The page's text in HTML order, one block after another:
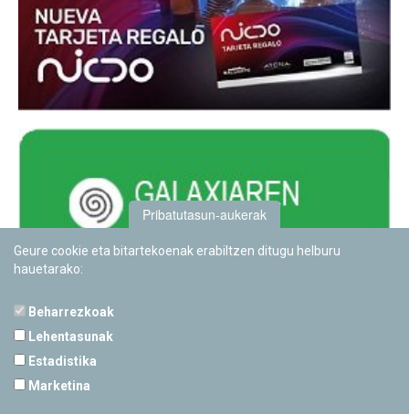
Pribatutasun-aukerak
Geure cookie eta bitartekoenak erabiltzen ditugu helburu
hauetarako:
Beharrezkoak
Lehentasunak
Estadistika
Marketina